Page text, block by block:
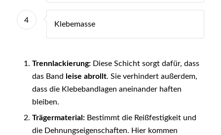
4 Klebemasse
Trennlackierung:Diese Schicht sorgt dafür, dass
das Band
leise abrollt. Sie verhindert außerdem,
dass die Klebebandlagen aneinander haften
bleiben.
Trägermaterial:Bestimmt die Reißfestigkeit und
die Dehnungseigenschaften. Hier kommen